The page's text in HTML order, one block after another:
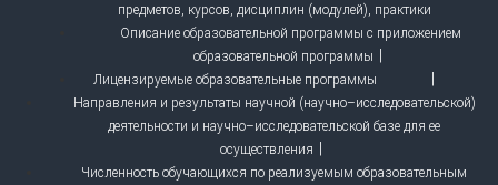
предметов, курсов, дисциплин (модулей), практики
Описание образовательной программы с приложением
образовательной программы
Лицензируемые образовательные программы
Направления и результаты научной (научно–исследовательской)
деятельности и научно–исследовательской базе для ее
осуществления
Численность обучающихся по реализуемым образовательным